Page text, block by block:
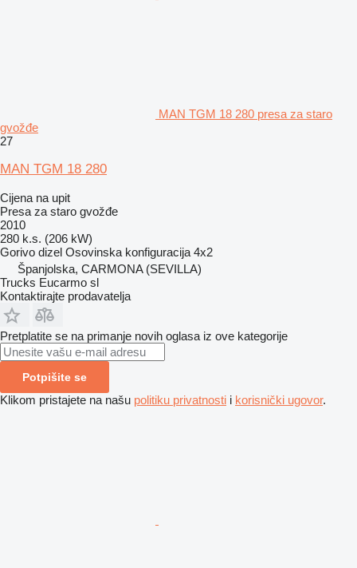
MAN TGM 18 280 presa za staro
gvožđe
27
MAN TGM 18 280
Cijena na upit
Presa za staro gvožđe
2010
280 k.s. (206 kW)
Gorivo dizel Osovinska konfiguracija 4x2
Španjolska, CARMONA (SEVILLA)
Trucks Eucarmo sl
Kontaktirajte prodavatelja
Pretplatite se na primanje novih oglasa iz ove kategorije
Potpišite se
Klikom pristajete na našu politiku privatnosti i korisnički ugovor.